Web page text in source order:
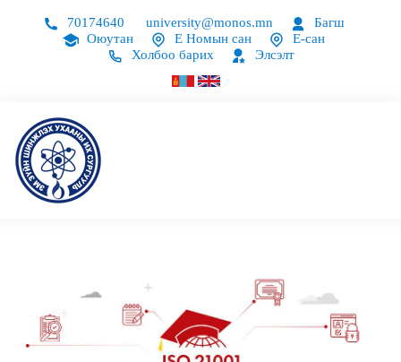
70174640 university@monos.mn
Багш
Оюутан
Е Номын сан
Е-сан
Холбоо барих
Элсэлт